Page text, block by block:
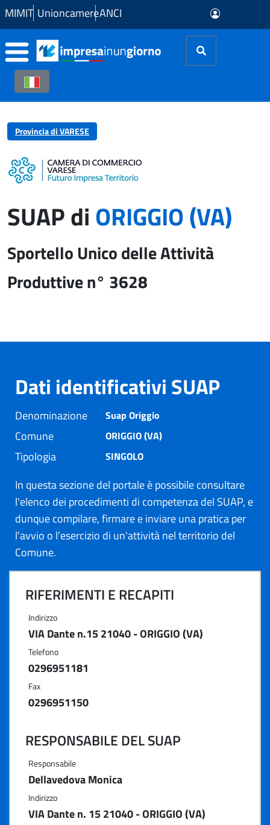
Skip to Main Content
MIMIT UnioncamereANCI
Provincia di VARESE
SUAP diORIGGIO (VA)
Sportello Unico delle Attività
Produttive n° 3628
Dati identificativi SUAP
Denominazione Suap Origgio
Comune ORIGGIO (VA)
Tipologia SINGOLO
In questa sezione del portale è possibile consultare
l'elenco dei procedimenti di competenza del SUAP, e
dunque compilare, firmare e inviare una pratica per
l'avvio o l'esercizio di un'attività nel territorio del
Comune.
RIFERIMENTI E RECAPITI
Indirizzo
VIA Dante n.15 21040 - ORIGGIO (VA)
Telefono
0296951181
Fax
0296951150
RESPONSABILE DEL SUAP
Responsabile
Dellavedova Monica
Indirizzo
VIA Dante n. 15 21040 - ORIGGIO (VA)